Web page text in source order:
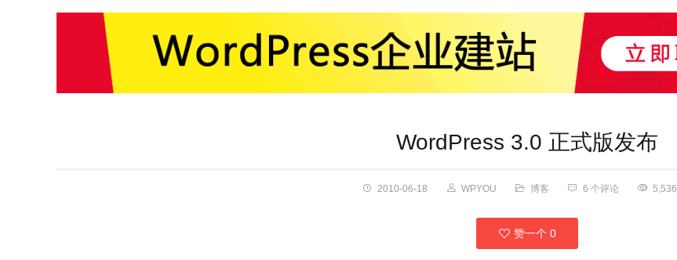
WordPress 3.0 正式版发布
2010-06-18 WPYOU 博客 6 个评论 5,536
赞一个 0